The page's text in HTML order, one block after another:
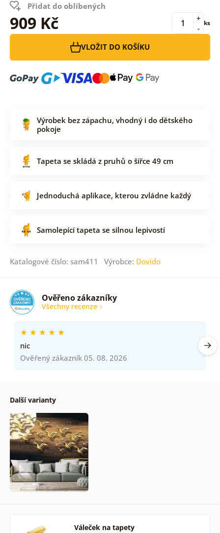
Přidat do oblíbených
909 Kč -
+ ks
VLOŽIT DO KOŠÍKU
Výrobek bez zápachu, vhodný i do dětského
pokoje
Tapeta se skládá z pruhů o šířce 49 cm
Jednoduchá aplikace, kterou zvládne každý
Samolepící tapeta se silnou lepivostí
Katalogové číslo: sam411 Výrobce: Dovido
Ověřeno zákazníky
Všechny recenze
nic
Ověřený zákazník 05. 08. 2026
Další varianty
Váleček na tapety